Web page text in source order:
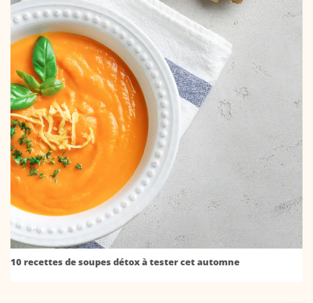
10 recettes de soupes détox à tester cet automne